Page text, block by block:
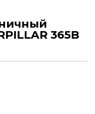
365B